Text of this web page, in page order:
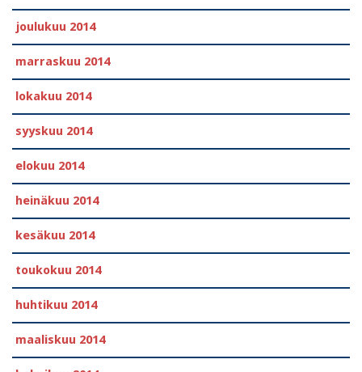
joulukuu 2014
marraskuu 2014
lokakuu 2014
syyskuu 2014
elokuu 2014
heinäkuu 2014
kesäkuu 2014
toukokuu 2014
huhtikuu 2014
maaliskuu 2014